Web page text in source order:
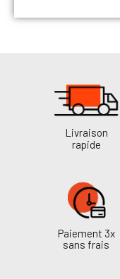
Livraison
rapide
Paiement 3x
sans frais